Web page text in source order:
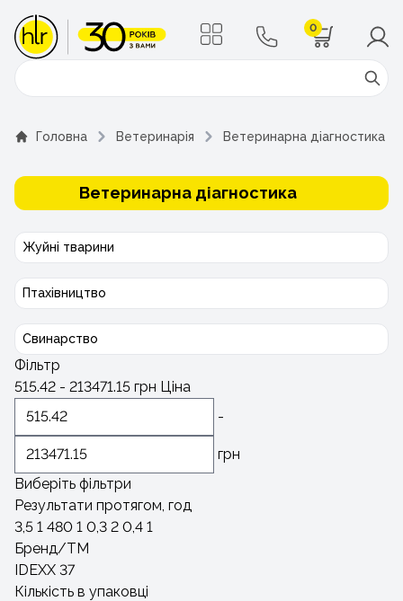
0
Поиск
Головна Ветеринарія Ветеринарна діагностика
Ветеринарна діагностика
Жуйні тварини
Птахівництво
Свинарство
Фільтр
515.42 - 213471.15 грн Ціна
-
грн
Виберіть фільтри
Результати протягом, год
3,5 1 480 1 0,3 2 0,4 1
Бренд/ТМ
IDEXX 37
Кількість в упаковці